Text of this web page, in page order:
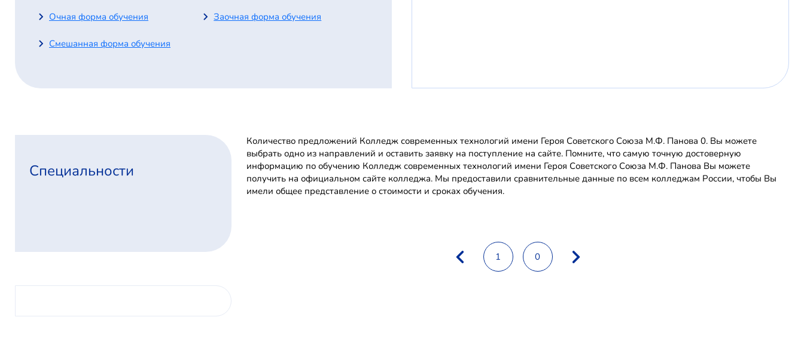
Очная форма обучения Заочная форма обучения
Смешанная форма обучения
Специальности
Количество предложений Колледж современных технологий имени Героя Советского Союза М.Ф. Панова 0. Вы можете
выбрать одно из направлений и оставить заявку на поступление на сайте. Помните, что самую точную достоверную
информацию по обучению Колледж современных технологий имени Героя Советского Союза М.Ф. Панова Вы можете
получить на официальном сайте колледжа. Мы предоставили сравнительные данные по всем колледжам России, чтобы Вы
имели общее представление о стоимости и сроках обучения.
1 0